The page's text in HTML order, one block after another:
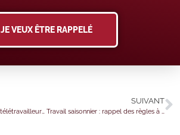
JE VEUX ÊTRE RAPPELÉ
SUIVANT